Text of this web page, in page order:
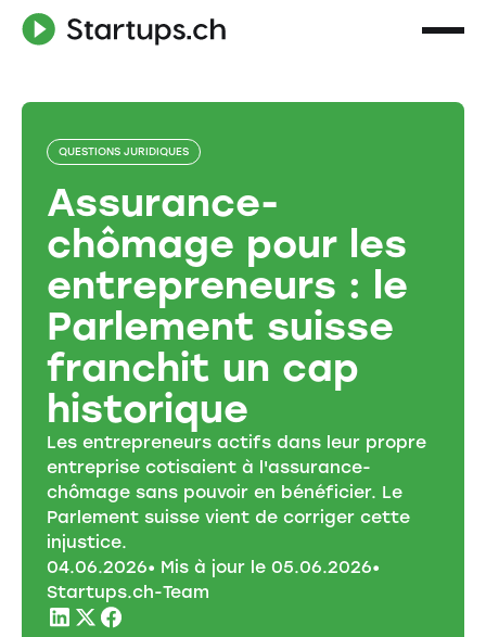
QUESTIONS JURIDIQUES
Assurance-
chômage pour les
entrepreneurs : le
Parlement suisse
franchit un cap
historique
Les entrepreneurs actifs dans leur propre
entreprise cotisaient à l'assurance-
chômage sans pouvoir en bénéficier. Le
Parlement suisse vient de corriger cette
injustice.
04.06.2026• Mis à jour le 05.06.2026•
Startups.ch-Team